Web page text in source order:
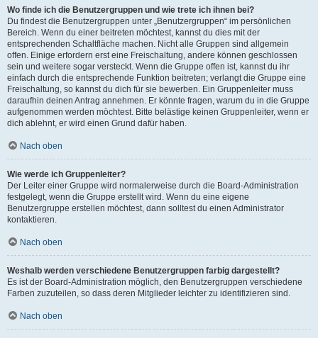
Wo finde ich die Benutzergruppen und wie trete ich ihnen bei?
Du findest die Benutzergruppen unter „Benutzergruppen“ im persönlichen
Bereich. Wenn du einer beitreten möchtest, kannst du dies mit der
entsprechenden Schaltfläche machen. Nicht alle Gruppen sind allgemein
offen. Einige erfordern erst eine Freischaltung, andere können geschlossen
sein und weitere sogar versteckt. Wenn die Gruppe offen ist, kannst du ihr
einfach durch die entsprechende Funktion beitreten; verlangt die Gruppe eine
Freischaltung, so kannst du dich für sie bewerben. Ein Gruppenleiter muss
daraufhin deinen Antrag annehmen. Er könnte fragen, warum du in die Gruppe
aufgenommen werden möchtest. Bitte belästige keinen Gruppenleiter, wenn er
dich ablehnt, er wird einen Grund dafür haben.
Nach oben
Wie werde ich Gruppenleiter?
Der Leiter einer Gruppe wird normalerweise durch die Board-Administration
festgelegt, wenn die Gruppe erstellt wird. Wenn du eine eigene
Benutzergruppe erstellen möchtest, dann solltest du einen Administrator
kontaktieren.
Nach oben
Weshalb werden verschiedene Benutzergruppen farbig dargestellt?
Es ist der Board-Administration möglich, den Benutzergruppen verschiedene
Farben zuzuteilen, so dass deren Mitglieder leichter zu identifizieren sind.
Nach oben